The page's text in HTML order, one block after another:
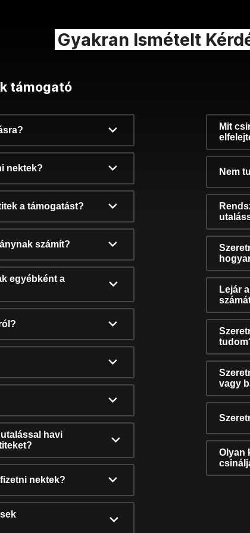
Gyakran Ismételt
támogató
nektek?
a támogatást?
számít?
egyébként a
havi
nektek?
Mit
Nem
Lejár
vagy
Olyan